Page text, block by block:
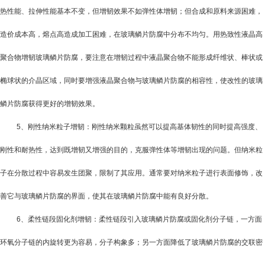
热性能、拉伸性能基本不变，但增韧效果不如弹性体增韧；但合成和原料来源困难，
造价成本高，熔点高造成加工困难，在玻璃鳞片防腐中分布不均匀。用热致性液晶高
聚合物增韧玻璃鳞片防腐，要注意在增韧过程中液晶聚合物不能形成纤维状、棒状或
椭球状的介晶区域，同时要增强液晶聚合物与玻璃鳞片防腐的相容性，使改性的玻璃
鳞片防腐获得更好的增韧效果。
5、刚性纳米粒子增韧：刚性纳米颗粒虽然可以提高基体韧性的同时提高强度、
刚性和耐热性，达到既增韧又增强的目的，克服弹性体等增韧出现的问题。但纳米粒
子在分散过程中容易发生团聚，限制了其应用。通常要对纳米粒子进行表面修饰，改
善它与玻璃鳞片防腐的界面，使其在玻璃鳞片防腐中能有良好分散。
6、柔性链段固化剂增韧：柔性链段引入玻璃鳞片防腐或固化剂分子链，一方面
环氧分子链的内旋转更为容易，分子构象多；另一方面降低了玻璃鳞片防腐的交联密